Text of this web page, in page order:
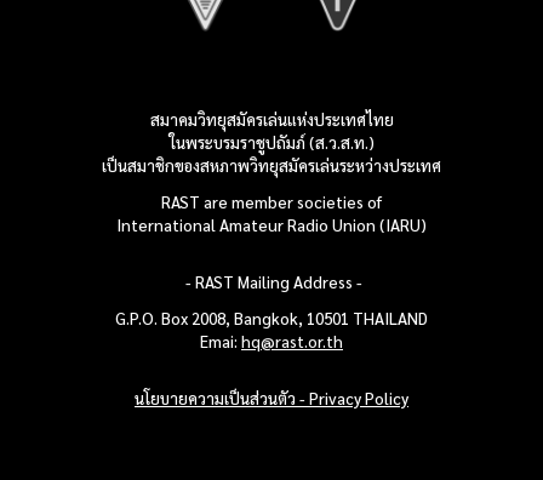
สมาคมวิทยุสมัครเล่นแห่งประเทศไทย
ในพระบรมราชูปถัมภ์ (ส.ว.ส.ท.)
เป็นสมาชิกของสหภาพวิทยุสมัครเล่นระหว่างประเทศ
RAST are member societies of
International Amateur Radio Union (IARU)
- RAST Mailing Address -
G.P.O. Box 2008, Bangkok, 10501 THAILAND
Emai: hq@rast.or.th
นโยบายความเป็นส่วนตัว - Privacy Policy